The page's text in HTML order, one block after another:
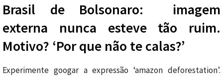
Brasil de Bolsonaro: imagem
externa nunca esteve tão ruim.
Motivo? ‘Por que não te calas?’
Experimente googar a expressão ‘amazon deforestation’.